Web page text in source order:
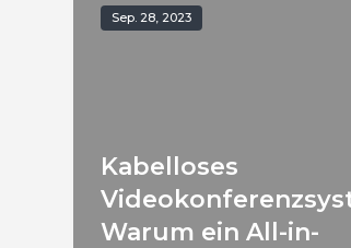
Sep. 28, 2023
Kabelloses
Warum ein All-in-